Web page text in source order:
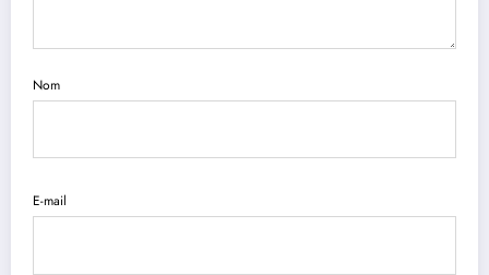
Nom
E-mail